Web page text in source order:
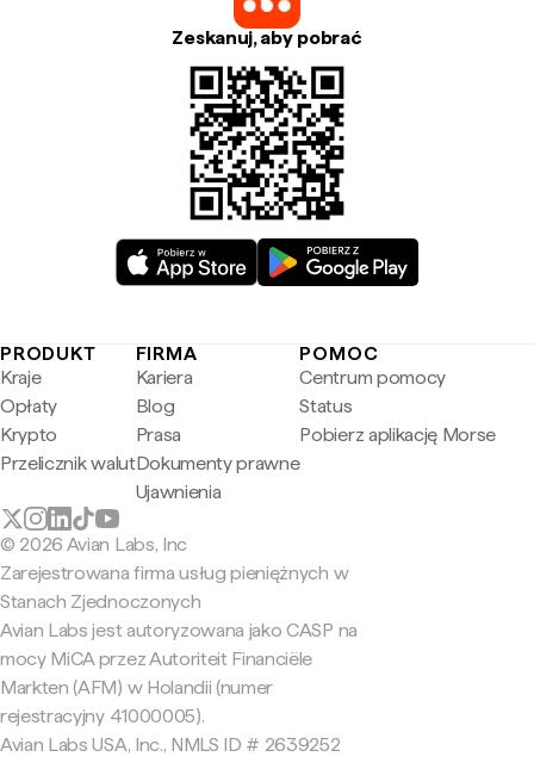
Zeskanuj, aby pobrać
PRODUKT
Kraje
Opłaty
Krypto
Przelicznik walut
FIRMA
Kariera
Blog
Prasa
Dokumenty prawne
Ujawnienia
POMOC
Centrum pomocy
Status
Pobierz aplikację Morse
© 2026 Avian Labs, Inc
Zarejestrowana firma usług pieniężnych w
Stanach Zjednoczonych
Avian Labs jest autoryzowana jako CASP na
mocy MiCA przez Autoriteit Financiële
Markten (AFM) w Holandii (numer
rejestracyjny 41000005).
Avian Labs USA, Inc., NMLS ID # 2639252